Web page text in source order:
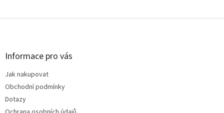
Z
Informace pro vás
Jak nakupovat
Obchodní podmínky
Dotazy